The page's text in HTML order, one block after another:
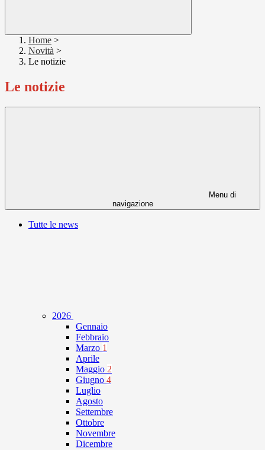
Home >
Novità >
Le notizie
Le notizie
Menu di
navigazione
Tutte le news
2026
Gennaio
Febbraio
Marzo 1
Aprile
Maggio 2
Giugno 4
Luglio
Agosto
Settembre
Ottobre
Novembre
Dicembre